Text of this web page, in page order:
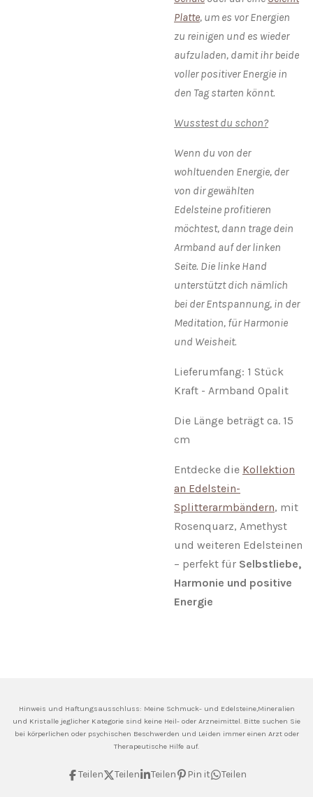
Platte, um es vor Energien
zu reinigen und es wieder
aufzuladen, damit ihr beide
voller positiver Energie in
den Tag starten könnt.
Wusstest du schon?
Wenn du von der
wohltuenden Energie, der
von dir gewählten
Edelsteine profitieren
möchtest, dann trage dein
Armband auf der linken
Seite. Die linke Hand
unterstützt dich nämlich
bei der Entspannung, in der
Meditation, für Harmonie
und Weisheit.
Lieferumfang: 1 Stück
Kraft - Armband Opalit
Die Länge beträgt ca. 15
cm
Entdecke die Kollektion
an Edelstein-
Splitterarmbändern, mit
Rosenquarz, Amethyst
und weiteren Edelsteinen
– perfekt für Selbstliebe,
Harmonie und positive
Energie
Hinweis und Haftungsausschluss: MeineSchmuck- und Edelsteine,Mineralien
und Kristalle jeglicher Kategorie sind keine Heil- oder Arzneimittel. Bitte suchen Sie
bei körperlichen oder psychischen Beschwerden und Leiden immer einen Arzt oder
Therapeutische Hilfe auf.
Teilen Teilen Teilen Pin it Teilen